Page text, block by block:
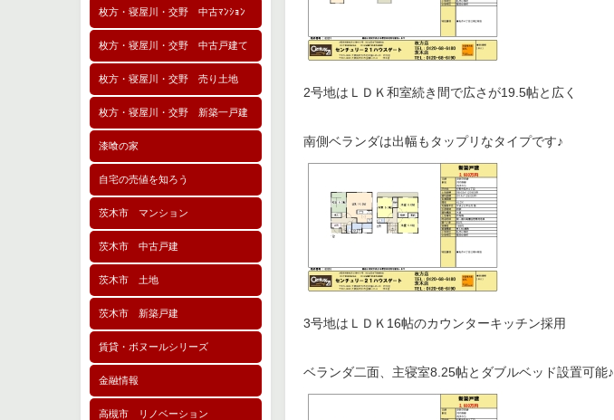
枚方・寝屋川・交野 中古ﾏﾝｼｮﾝ
枚方・寝屋川・交野 中古戸建て
枚方・寝屋川・交野 売り土地
枚方・寝屋川・交野 新築一戸建
漆喰の家
自宅の売値を知ろう
茨木市 マンション
茨木市 中古戸建
茨木市 土地
茨木市 新築戸建
賃貸・ボヌールシリーズ
金融情報
高槻市 リノベーション
2号地はＬＤＫ和室続き間で広さが19.5帖と広く
南側ベランダは出幅もタップリなタイプです♪
3号地はＬＤＫ16帖のカウンターキッチン採用
ベランダ二面、主寝室8.25帖とダブルベッド設置可能♪